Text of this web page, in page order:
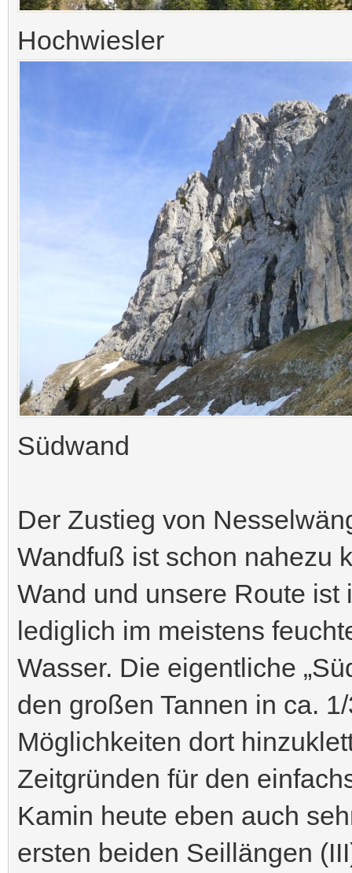
Hochwiesler
Südwand
Der Zustieg von
Wandfuß ist schon nahezu
Wand und unsere Route
lediglich im meistens
Wasser. Die eigentliche
den großen Tannen in ca.
Möglichkeiten dort
Zeitgründen für den
Kamin heute eben auch
ersten beiden Seillängen